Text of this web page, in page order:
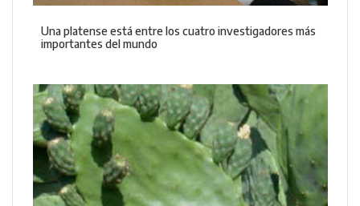
Una platense está entre los cuatro investigadores más
importantes del mundo